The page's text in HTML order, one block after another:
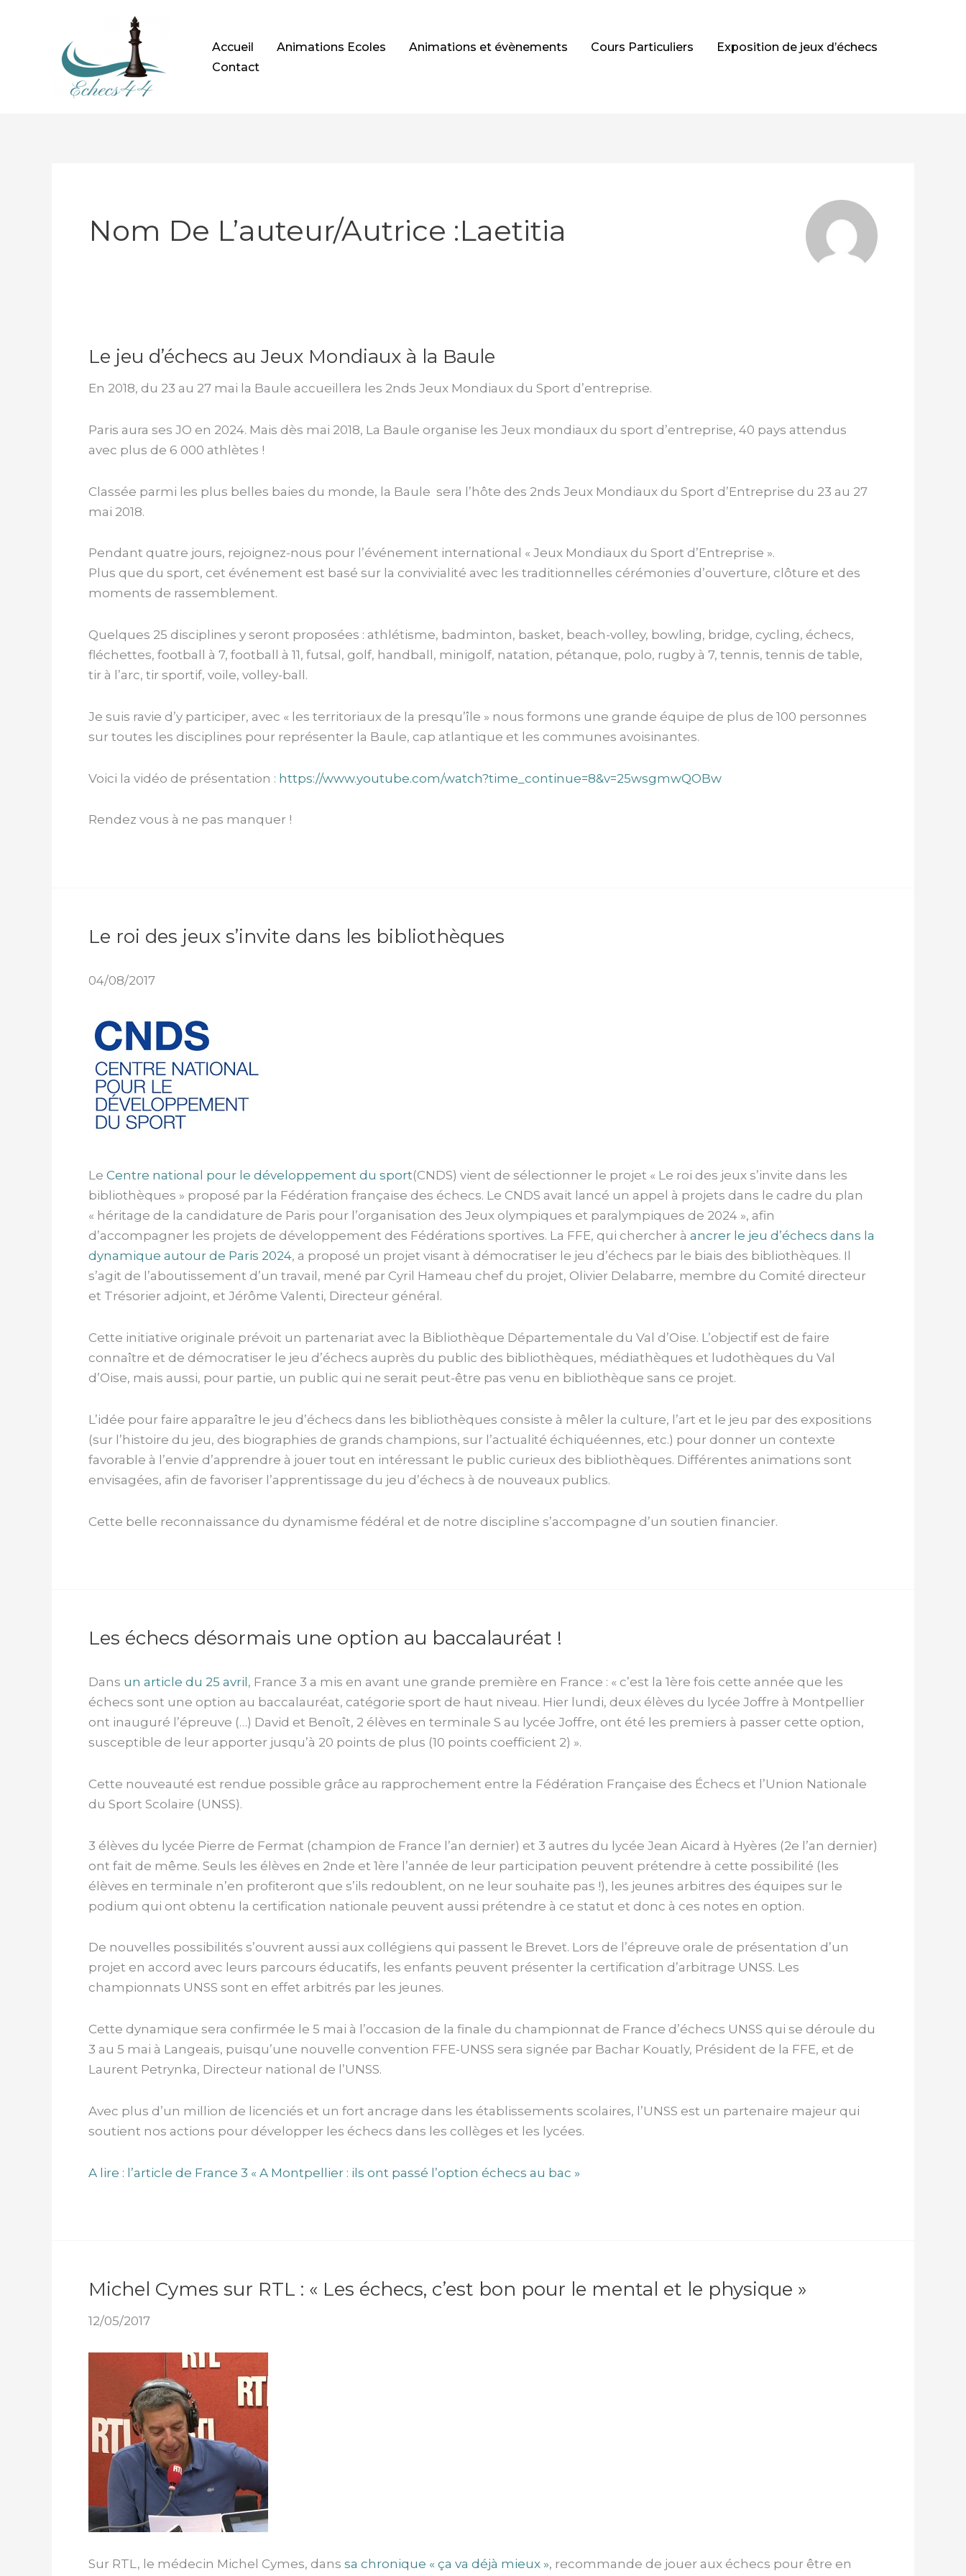
Accueil Animations Ecoles Animations et évènements Cours Particuliers
Exposition de jeux d’échecs
Contact
Nom De L’auteur/autrice :laetitia
Le jeu d’échecs au Jeux Mondiaux à la Baule
En 2018, du 23 au 27 mai la Baule accueillera les 2nds Jeux Mondiaux du Sport d’entreprise.
Paris aura ses JO en 2024. Mais dès mai 2018, La Baule organise les Jeux mondiaux du sport d’entreprise, 40 pays attendus
avec plus de 6 000 athlètes !
Classée parmi les plus belles baies du monde, la Baule sera l’hôte des 2nds Jeux Mondiaux du Sport d’Entreprise du 23 au 27
mai 2018.
Pendant quatre jours, rejoignez-nous pour l’événement international « Jeux Mondiaux du Sport d’Entreprise ».
Plus que du sport, cet événement est basé sur la convivialité avec les traditionnelles cérémonies d’ouverture, clôture et des
moments de rassemblement.
Quelques 25 disciplines y seront proposées : athlétisme, badminton, basket, beach-volley, bowling, bridge, cycling, échecs,
fléchettes, football à 7, football à 11, futsal, golf, handball, minigolf, natation, pétanque, polo, rugby à 7, tennis, tennis de table,
tir à l’arc, tir sportif, voile, volley-ball.
Je suis ravie d’y participer, avec « les territoriaux de la presqu’île » nous formons une grande équipe de plus de 100 personnes
sur toutes les disciplines pour représenter la Baule, cap atlantique et les communes avoisinantes.
Voici la vidéo de présentation : https://www.youtube.com/watch?time_continue=8&v=25wsgmwQOBw
Rendez vous à ne pas manquer !
Le roi des jeux s’invite dans les bibliothèques
04/08/2017
Le Centre national pour le développement du sport(CNDS) vient de sélectionner le projet « Le roi des jeux s’invite dans les
bibliothèques » proposé par la Fédération française des échecs. Le CNDS avait lancé un appel à projets dans le cadre du plan
« héritage de la candidature de Paris pour l’organisation des Jeux olympiques et paralympiques de 2024 », afin
d’accompagner les projets de développement des Fédérations sportives. La FFE, qui chercher à ancrer le jeu d’échecs dans la
dynamique autour de Paris 2024, a proposé un projet visant à démocratiser le jeu d’échecs par le biais des bibliothèques. Il
s’agit de l’aboutissement d’un travail, mené par Cyril Hameau chef du projet, Olivier Delabarre, membre du Comité directeur
et Trésorier adjoint, et Jérôme Valenti, Directeur général.
Cette initiative originale prévoit un partenariat avec la Bibliothèque Départementale du Val d’Oise. L’objectif est de faire
connaître et de démocratiser le jeu d’échecs auprès du public des bibliothèques, médiathèques et ludothèques du Val
d’Oise, mais aussi, pour partie, un public qui ne serait peut-être pas venu en bibliothèque sans ce projet.
L’idée pour faire apparaître le jeu d’échecs dans les bibliothèques consiste à mêler la culture, l’art et le jeu par des expositions
(sur l’histoire du jeu, des biographies de grands champions, sur l’actualité échiquéennes, etc.) pour donner un contexte
favorable à l’envie d’apprendre à jouer tout en intéressant le public curieux des bibliothèques. Différentes animations sont
envisagées, afin de favoriser l’apprentissage du jeu d’échecs à de nouveaux publics.
Cette belle reconnaissance du dynamisme fédéral et de notre discipline s’accompagne d’un soutien financier.
Les échecs désormais une option au baccalauréat !
Dans un article du 25 avril , France 3 a mis en avant une grande première en France : « c’est la 1ère fois cette année que les
échecs sont une option au baccalauréat, catégorie sport de haut niveau. Hier lundi, deux élèves du lycée Joffre à Montpellier
ont inauguré l’épreuve (…) David et Benoît, 2 élèves en terminale S au lycée Joffre, ont été les premiers à passer cette option,
susceptible de leur apporter jusqu’à 20 points de plus (10 points coefficient 2) ».
Cette nouveauté est rendue possible grâce au rapprochement entre la Fédération Française des Échecs et l’Union Nationale
du Sport Scolaire (UNSS).
3 élèves du lycée Pierre de Fermat (champion de France l’an dernier) et 3 autres du lycée Jean Aicard à Hyères (2e l’an dernier)
ont fait de même. Seuls les élèves en 2nde et 1ère l’année de leur participation peuvent prétendre à cette possibilité (les
élèves en terminale n’en profiteront que s’ils redoublent, on ne leur souhaite pas !), les jeunes arbitres des équipes sur le
podium qui ont obtenu la certification nationale peuvent aussi prétendre à ce statut et donc à ces notes en option.
De nouvelles possibilités s’ouvrent aussi aux collégiens qui passent le Brevet. Lors de l’épreuve orale de présentation d’un
projet en accord avec leurs parcours éducatifs, les enfants peuvent présenter la certification d’arbitrage UNSS. Les
championnats UNSS sont en effet arbitrés par les jeunes.
Cette dynamique sera confirmée le 5 mai à l’occasion de la finale du championnat de France d’échecs UNSS qui se déroule du
3 au 5 mai à Langeais, puisqu’une nouvelle convention FFE-UNSS sera signée par Bachar Kouatly, Président de la FFE, et de
Laurent Petrynka, Directeur national de l’UNSS.
Avec plus d’un million de licenciés et un fort ancrage dans les établissements scolaires, l’UNSS est un partenaire majeur qui
soutient nos actions pour développer les échecs dans les collèges et les lycées.
A lire : l’article de France 3 « A Montpellier : ils ont passé l’option échecs au bac »
Michel Cymes sur RTL : « Les échecs, c’est bon pour le mental et le physique »
12/05/2017
Sur RTL, le médecin Michel Cymes, dans sa chronique « ça va déjà mieux », recommande de jouer aux échecs pour être en